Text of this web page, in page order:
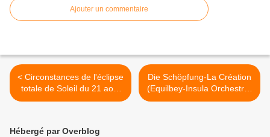
Ajouter un commentaire
< Circonstances de l'éclipse
totale de Soleil du 21 août
2017 aux Etats-Unis
Die Schöpfung-La Création
(Equilbey-Insula Orchestra-
accentus-La Fura dels
Hébergé par Overblog